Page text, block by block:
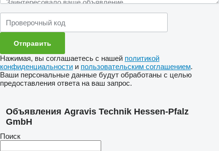
Нажимая, вы соглашаетесь с нашей политикой
конфиденциальности и пользовательским соглашением.
Ваши персональные данные будут обработаны с целью
предоставления ответа на ваш запрос.
Объявления Agravis Technik Hessen-Pfalz
GmbH
Поиск